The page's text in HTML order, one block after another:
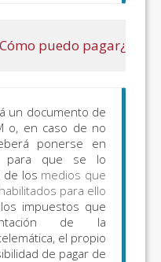
En primer lugar, necesitará
pago emitido por la ATRM
disponer del mismo,
contacto con nosotros
facilitemos por cualquiera
tenemos
En el caso de que
permitan la
autoliquidación de forma
sistema le ofrecerá la